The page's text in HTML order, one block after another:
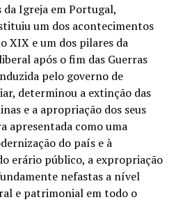
Igreja em Portugal,
um dos acontecimentos
XIX e um dos pilares da
após o fim das Guerras
pelo governo de
determinou a extinção das
e a apropriação dos seus
apresentada como uma
do país e à
erário público, a expropriação
nefastas a nível
e patrimonial em todo o